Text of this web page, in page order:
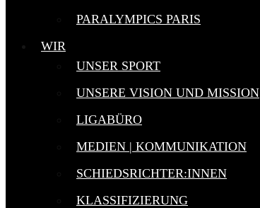
PARALYMPICS PARIS
WIR
UNSER SPORT
UNSERE VISION UND MISSION
LIGABÜRO
MEDIEN | KOMMUNIKATION
SCHIEDSRICHTER:INNEN
KLASSIFIZIERUNG